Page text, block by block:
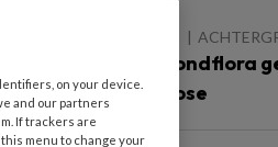
Afwijkende mondflora
met handartrose
on your device.
and our partners
If trackers are
menu to change your